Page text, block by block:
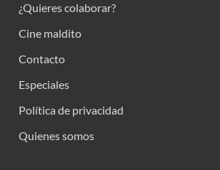
¿Quieres colaborar?
Cine maldito
Contacto
Especiales
Política de privacidad
Quienes somos